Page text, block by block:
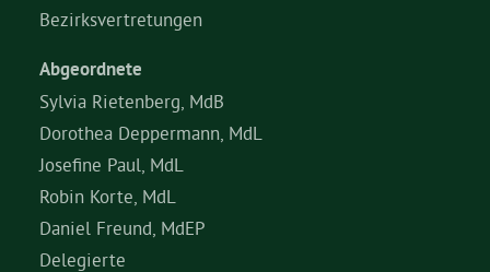
Bezirksvertretungen
Abgeordnete
Sylvia Rietenberg, MdB
Dorothea Deppermann, MdL
Josefine Paul, MdL
Robin Korte, MdL
Daniel Freund, MdEP
Delegierte